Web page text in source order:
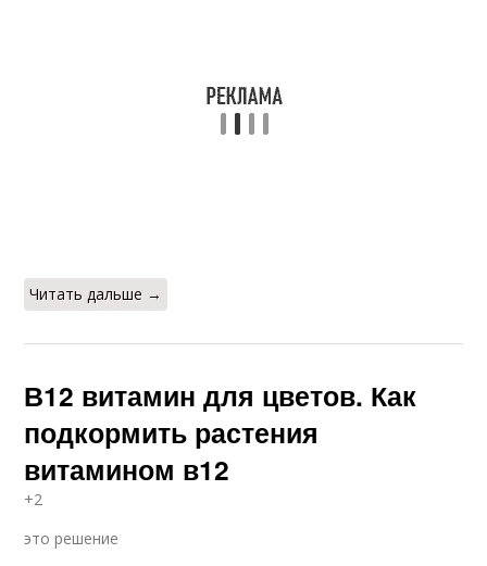
Читать дальше →
В12 витамин для цветов. Как
подкормить растения
витамином в12
+2
это решение